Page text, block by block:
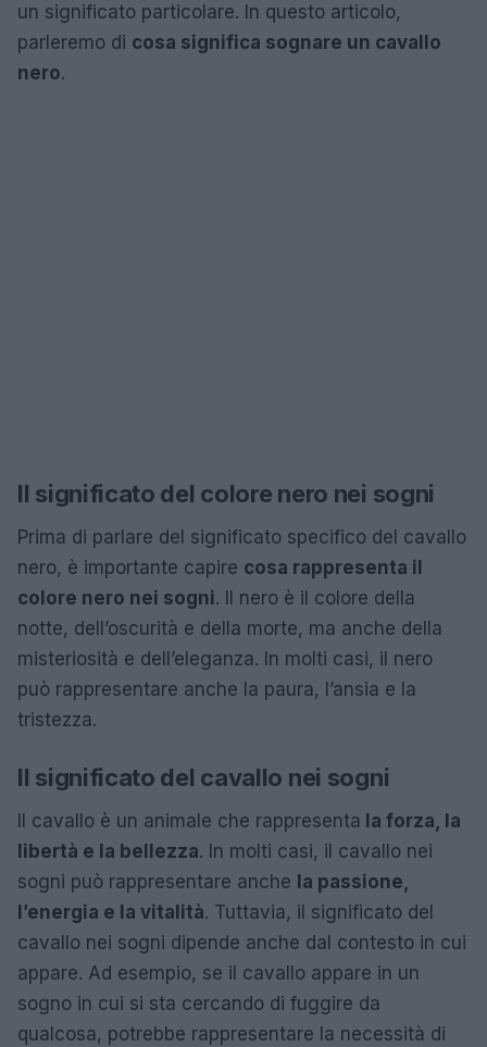
un significato particolare. In questo articolo,
parleremo di cosa significa sognare un cavallo
nero.
Il significato del colore nero nei sogni
Prima di parlare del significato specifico del cavallo
nero, è importante capire cosa rappresenta il
colore nero nei sogni. Il nero è il colore della
notte, dell’oscurità e della morte, ma anche della
misteriosità e dell’eleganza. In molti casi, il nero
può rappresentare anche la paura, l’ansia e la
tristezza.
Il significato del cavallo nei sogni
Il cavallo è un animale che rappresenta la forza, la
libertà e la bellezza. In molti casi, il cavallo nei
sogni può rappresentare anche la passione,
l’energia e la vitalità. Tuttavia, il significato del
cavallo nei sogni dipende anche dal contesto in cui
appare. Ad esempio, se il cavallo appare in un
sogno in cui si sta cercando di fuggire da
qualcosa, potrebbe rappresentare la necessità di